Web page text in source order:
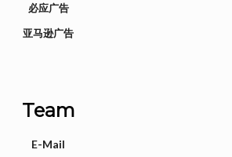
必应广告
亚马逊广告
Team
E-Mail